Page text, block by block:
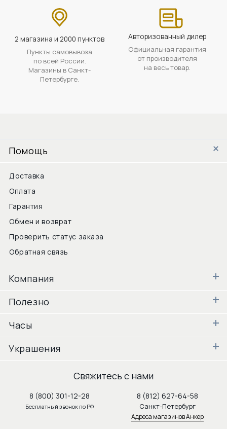
2 магазина и 2000 пунктов
Пункты самовывоза
по всей России.
Магазины в Санкт-
Петербурге.
Авторизованный дилер
Официальная гарантия
от производителя
на весь товар.
Помощь
Доставка
Оплата
Гарантия
Обмен и возврат
Проверить статус заказа
Обратная связь
Компания
Полезно
Часы
Украшения
Свяжитесь с нами
8 (800) 301-12-28
Бесплатный звонок по РФ
8 (812) 627-64-58
Санкт-Петербург
Адреса магазинов Анкер